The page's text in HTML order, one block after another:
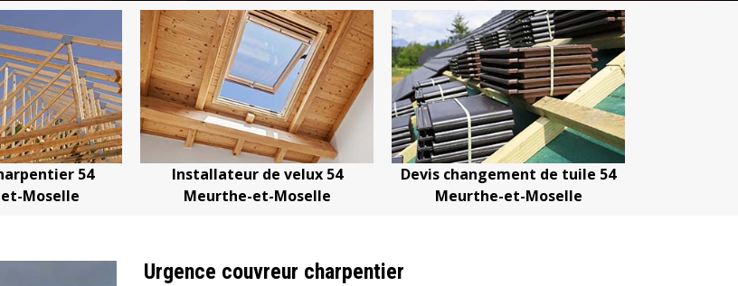
Installateur de velux 54
Meurthe-et-Moselle
Devis changement de tuile 54
Meurthe-et-Moselle
Devis nettoyage de toiture 54
Meurthe-et-Moselle
Urgence couvreur charpentier